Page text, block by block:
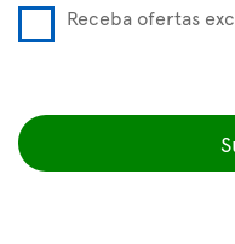
Receba ofertas